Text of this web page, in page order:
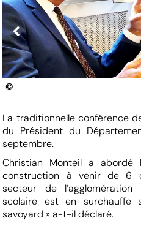
©
La traditionnelle conférence
du Président du
septembre.
Christian Monteil a
construction à venir de 6
secteur de
scolaire est en
savoyard » a-t-il déclaré.